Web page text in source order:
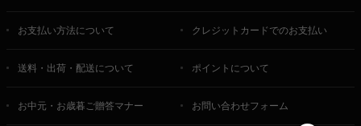
お支払い方法について クレジットカードでのお支払い
送料・出荷・配送について ポイントについて
お中元・お歳暮ご贈答マナー お問い合わせフォーム